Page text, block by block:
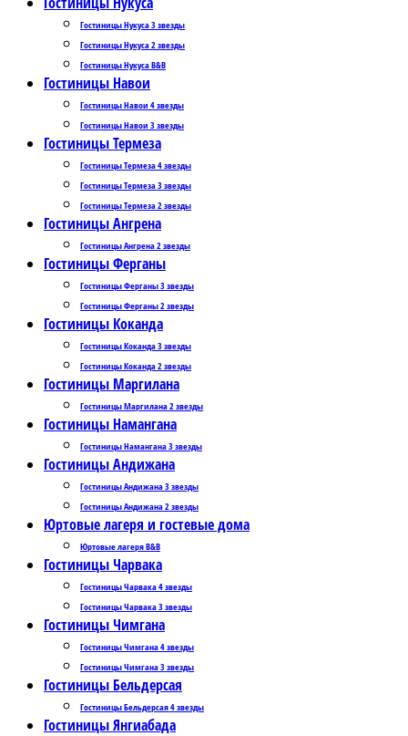
Гостиницы Нукуса 3 звезды
Гостиницы Нукуса 2 звезды
Гостиницы Нукуса B&B
Гостиницы Навои
Гостиницы Навои 4 звезды
Гостиницы Навои 3 звезды
Гостиницы Термеза
Гостиницы Термеза 4 звезды
Гостиницы Термеза 3 звезды
Гостиницы Термеза 2 звезды
Гостиницы Ангрена
Гостиницы Ангрена 2 звезды
Гостиницы Ферганы
Гостиницы Ферганы 3 звезды
Гостиницы Ферганы 2 звезды
Гостиницы Коканда
Гостиницы Коканда 3 звезды
Гостиницы Коканда 2 звезды
Гостиницы Маргилана
Гостиницы Маргилана 2 звезды
Гостиницы Намангана
Гостиницы Намангана 3 звезды
Гостиницы Андижана
Гостиницы Андижана 3 звезды
Гостиницы Андижана 2 звезды
Юртовые лагеря и гостевые дома
Юртовые лагеря B&B
Гостиницы Чарвака
Гостиницы Чарвака 4 звезды
Гостиницы Чарвака 3 звезды
Гостиницы Чимгана
Гостиницы Чимгана 4 звезды
Гостиницы Чимгана 3 звезды
Гостиницы Бельдерсая
Гостиницы Бельдерсая 4 звезды
Гостиницы Янгиабада